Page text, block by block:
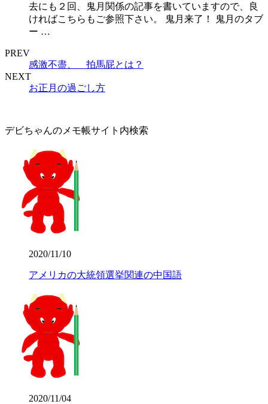
去にも２回、鬼月関係の記事を書いていますので、良
ければこちらもご参照下さい。 鬼月来了！ 鬼月のタブ
ー …
PREV
感激不盡、 拍馬屁とは？
NEXT
お正月の過ごし方
デビちゃんのメモ帳サイト内検索
2020/11/10
アメリカの大統領選挙関連の中国語
2020/11/04